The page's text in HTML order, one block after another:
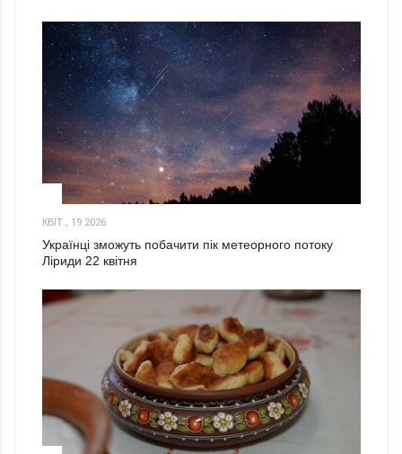
КВІТ., 19 2026
Українці зможуть побачити пік метеорного потоку
Ліриди 22 квітня